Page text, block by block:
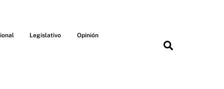
Legislativo Opinión